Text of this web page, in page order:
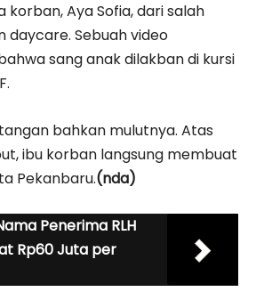
Aya Sofia, dari salah
daycare. Sebuah video
sang anak dilakban di kursi
bahkan mulutnya. Atas
ibu korban langsung membuat
Pekanbaru.(nda)
Penerima RLH
Rp60 Juta per